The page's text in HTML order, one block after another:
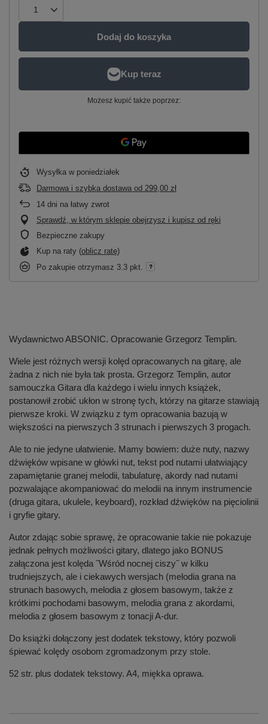
Dodaj do koszyka
Możesz kupić także poprzez:
Wysyłka w poniedziałek
Darmowa i szybka dostawa od 299,00 zł
14 dni na łatwy zwrot
Sprawdź, w którym sklepie obejrzysz i kupisz od ręki
Bezpieczne zakupy
Kup na raty (oblicz ratę)
Po zakupie otrzymasz 3.3 pkt.
Wydawnictwo ABSONIC. Opracowanie Grzegorz Templin.
Wiele jest różnych wersji kolęd opracowanych na gitarę, ale
żadna z nich nie była tak prosta. Grzegorz Templin, autor
samouczka Gitara dla każdego i wielu innych książek,
postanowił zrobić ukłon w stronę tych, którzy na gitarze stawiają
pierwsze kroki. W związku z tym opracowania bazują w
większości na pierwszych 3 strunach i pierwszych 3 progach.
Ale to nie jedyne ułatwienie. Mamy bowiem: duże nuty, nazwy
dźwięków wpisane w główki nut, tekst pod nutami ułatwiający
zapamiętanie granej melodii, tabulaturę, akordy nad nutami
pozwalające akompaniować do melodii na innym instrumencie
(druga gitara, ukulele, keyboard), rozkład dźwięków na pięciolinii
i gryfie gitary.
Autor zdając sobie sprawę, że opracowanie takie nie pokazuje
jednak pełnych możliwości gitary, dlatego jako BONUS
załączona jest kolęda ˝Wśród nocnej ciszy˝ w kilku
trudniejszych, ale i ciekawych wersjach (melodia grana na
strunach basowych, melodia z głosem basowym, także z
krótkimi pochodami basowym, melodia grana z akordami,
melodia z głosem basowym z tonacji A-dur.
Do książki dołączony jest dodatek tekstowy, który pozwoli
śpiewać kolędy osobom zgromadzonym przy stole.
52 str. plus dodatek tekstowy. A4, miękka oprawa.